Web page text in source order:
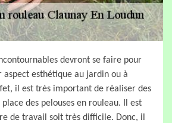
devront se faire pour
esthétique au jardin ou à
il est très important de réaliser des
des pelouses en rouleau. Il est
de travail soit très difficile. Donc, il